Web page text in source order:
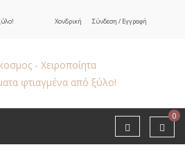
Χονδρική Σύνδεση / Εγγραφή
0